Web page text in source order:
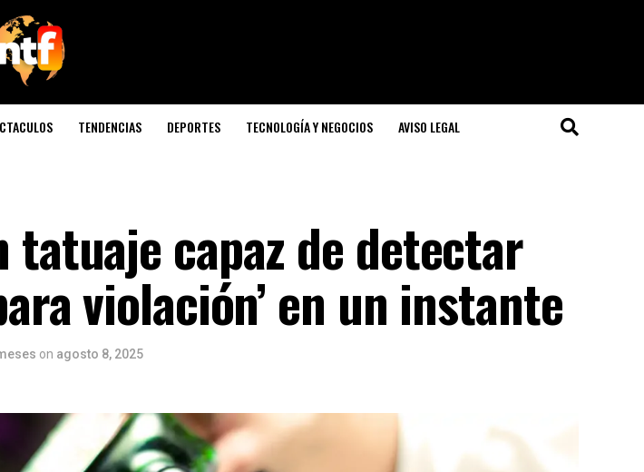
TENDENCIAS DEPORTES TECNOLOGÍA Y NEGOCIOS AVISO LEGAL
tatuaje capaz de detectar
violación’ en un instante
on agosto 8, 2025